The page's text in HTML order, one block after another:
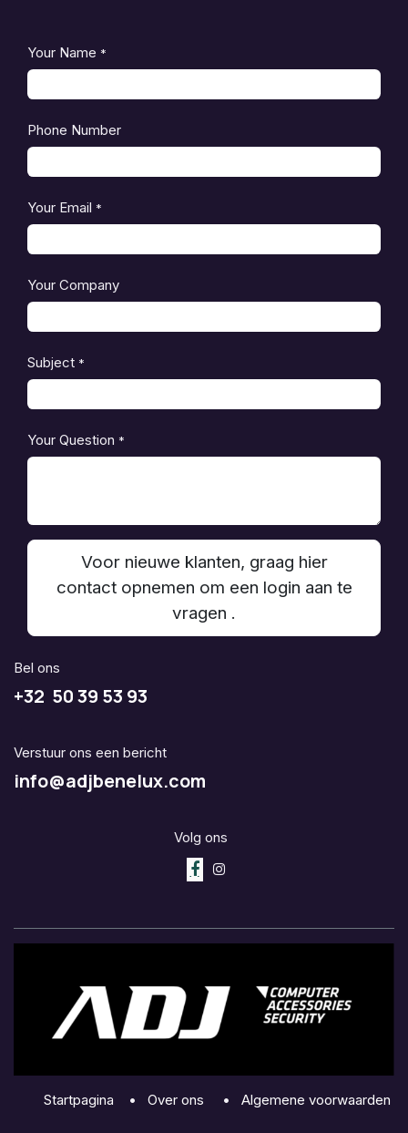
Your Name *
Phone Number
Your Email *
Your Company
Subject *
Your Question *
Voor nieuwe klanten, graag hier
contact opnemen om een login aan te
vragen .
Bel ons
+32 50 39 53 93
Verstuur ons een bericht
info@adjbenelux.com
Volg ons
Startpagina • Over ons • Algemene voorwaarden